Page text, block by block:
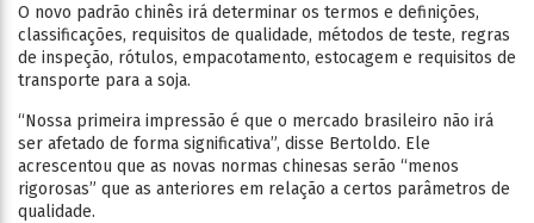
O novo padrão chinês irá determinar os termos e definições,
classificações, requisitos de qualidade, métodos de teste, regras
de inspeção, rótulos, empacotamento, estocagem e requisitos de
transporte para a soja.
“Nossa primeira impressão é que o mercado brasileiro não irá
ser afetado de forma significativa”, disse Bertoldo. Ele
acrescentou que as novas normas chinesas serão “menos
rigorosas” que as anteriores em relação a certos parâmetros de
qualidade.